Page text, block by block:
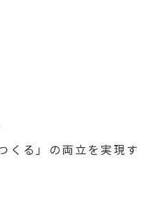
る」の両立を実現す